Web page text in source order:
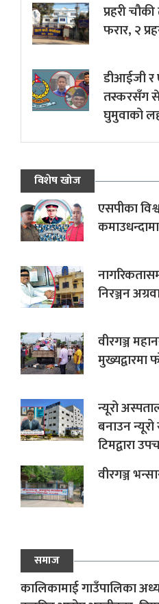
प्रहरी
फरार, २
डीआईजी र
तस्करसँग
घुमुवाको
विशेष खोज
एसपीका
निरञ्जन
वीरगञ्ज
मुख्यद्वारमा
न्यूरो
बनाउन
टिमद्वारा
वीरगञ्ज
समाज
कालिकामाई गाउँपालिका